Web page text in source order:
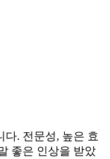
다. 전문성, 높은 효
좋은 인상을 받았